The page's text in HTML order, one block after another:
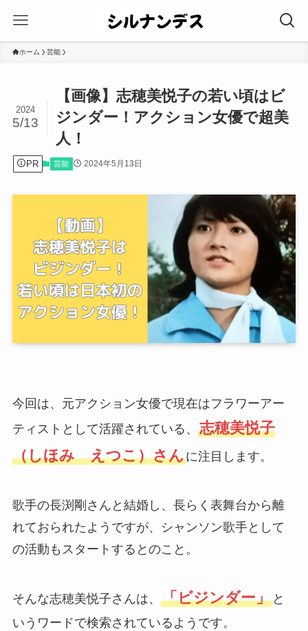
ホーム 芸能
【画像】志穂美悦子の若い頃はビ
ジンダー！アクション女優で超美
人！
2024
5/13
PR 芸能 2024年5月13日
今回は、元アクション女優で現在はフラワーアー
ティストとして活躍されている、 志穂美悦子
（しほみ えつこ）さんに注目します。
歌手の長渕剛さんと結婚し、長らく表舞台から離
れておられたようですが、シャンソン歌手として
の活動もスタートするとのこと。
そんな志穂美悦子さんは、 「ビジンダー」と
いうワードで検索されているようです。